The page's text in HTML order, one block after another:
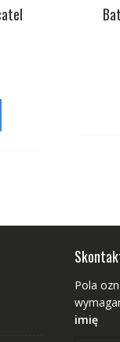
zł.
Pola
imię